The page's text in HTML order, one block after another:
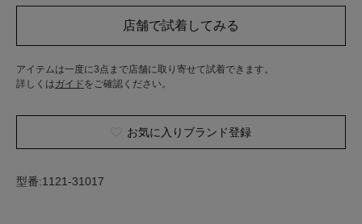
アイテムは一度に3点まで店舗に取り寄せて試着できます。
詳しくはガイド をご確認ください。
お気に入りブランド登録
型番:1121-31017